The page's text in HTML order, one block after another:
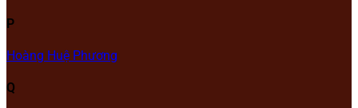
P
Hoàng Huệ Phương
Q